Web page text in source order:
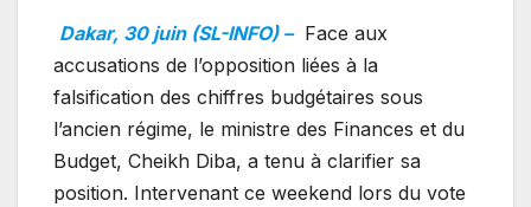
Dakar, 30 juin (SL-INFO) – Face aux
accusations de l’opposition liées à la
falsification des chiffres budgétaires sous
l’ancien régime, le ministre des Finances et du
Budget, Cheikh Diba, a tenu à clarifier sa
position. Intervenant ce weekend lors du vote